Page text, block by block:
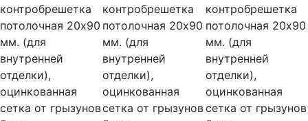
контробрешетка
потолочная 20х90
мм. (для
внутренней
отделки),
оцинкованная
сетка от грызунов
контробрешетка
потолочная 20х90
мм. (для
внутренней
отделки),
оцинкованная
сетка от грызунов
контробрешетка
потолочная 20х90
мм. (для
внутренней
отделки),
оцинкованная
сетка от грызунов